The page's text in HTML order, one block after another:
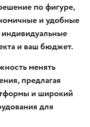
по фигуре,
и удобные
и ваш бюджет.
менять
предлагая
и широкий
для